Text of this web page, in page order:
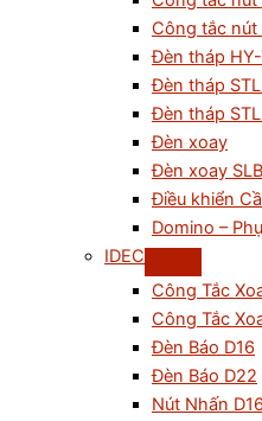
Công tắc nút
Đèn tháp
Đèn tháp
Đèn tháp
Đèn xoay
Đèn xoay SLB
Điều khiển
Domino –
IDEC
Công Tắc
Công Tắc
Đèn Báo D16
Đèn Báo D22
Nút Nhấn D16